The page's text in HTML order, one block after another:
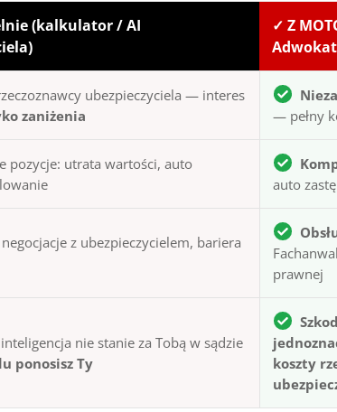
(kalkulator / AI
✓ Z
Adwokat
ubezpieczyciela — interes
zaniżenia
— pełny
pozycje: utrata wartości, auto
auto
z ubezpieczycielem, bariera
prawnej
nie stanie za Tobą w sądzie
ponosisz Ty
koszty